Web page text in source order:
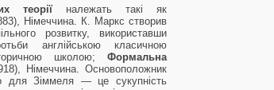
теорії належать такі як
Німеччина. К. Маркс створив
розвитку, використавши
англійською класичною
школою; Формальна
Німеччина. Основоположник
для Зіммеля — це сукупність